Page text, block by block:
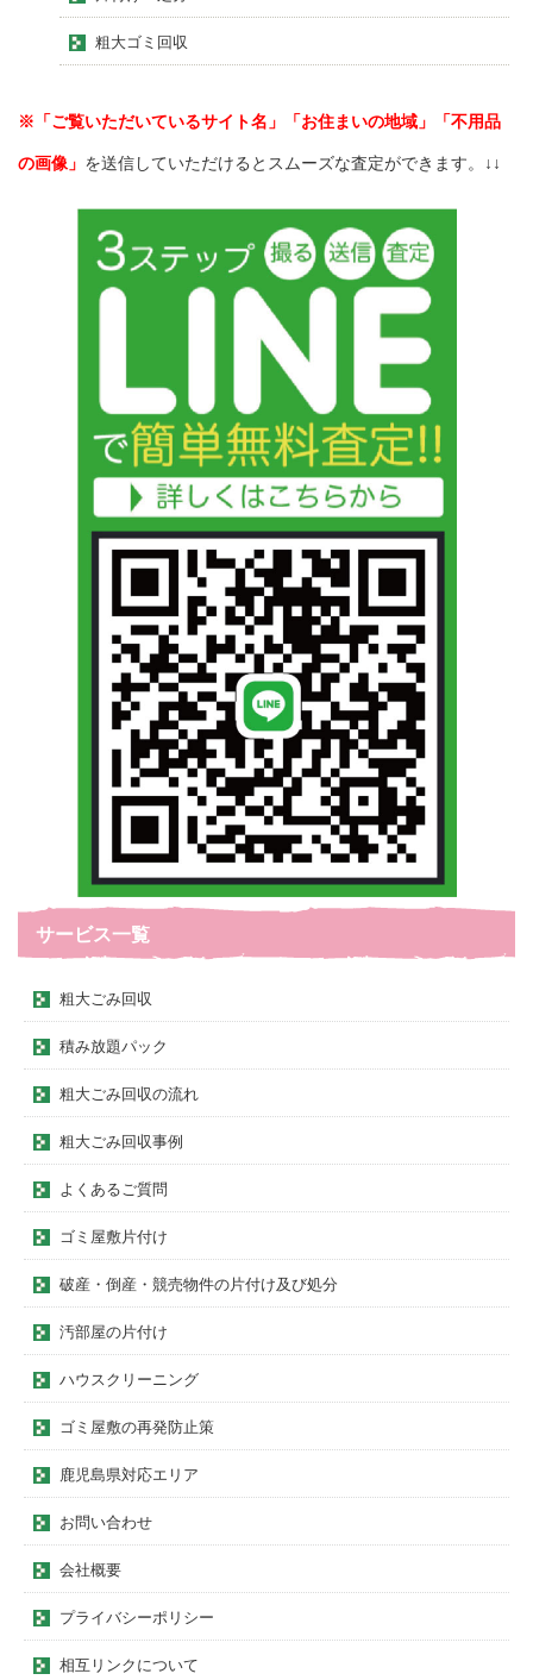
粗大ゴミ回収
※「ご覧いただいているサイト名」「お住まいの地域」「不用品
の画像」 を送信していただけるとスムーズな査定ができます。↓↓
サービス一覧
粗大ごみ回収
積み放題パック
粗大ごみ回収の流れ
粗大ごみ回収事例
よくあるご質問
ゴミ屋敷片付け
破産・倒産・競売物件の片付け及び処分
汚部屋の片付け
ハウスクリーニング
ゴミ屋敷の再発防止策
鹿児島県対応エリア
お問い合わせ
会社概要
プライバシーポリシー
相互リンクについて